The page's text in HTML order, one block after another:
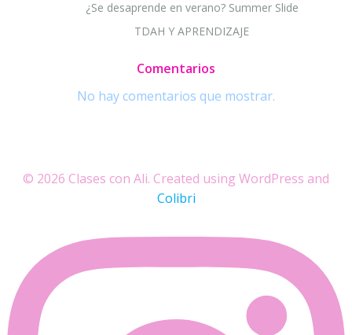
¿Se desaprende en verano? Summer Slide
TDAH Y APRENDIZAJE
Comentarios
No hay comentarios que mostrar.
© 2026 Clases con Ali. Created using WordPress and
Colibri